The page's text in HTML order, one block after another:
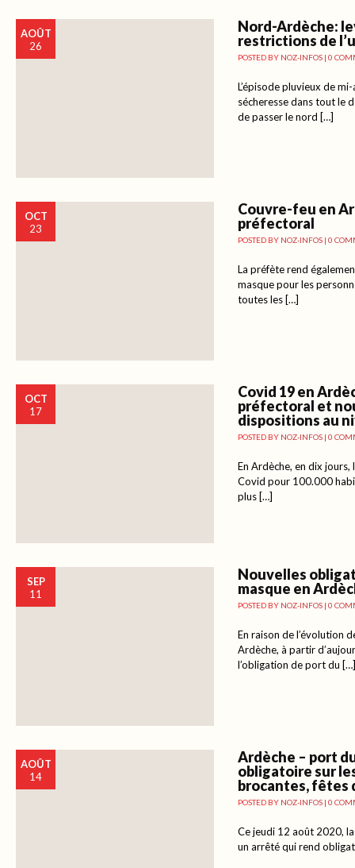
AOÛT
26
Nord-Ardèche:
restrictions de
POSTED BY NOZ-INFOS | 0
L’épisode pluvieux de
sécheresse dans tout le
de passer le nord […]
OCT
23
Couvre-feu en
préfectoral
POSTED BY NOZ-INFOS | 0
La préfète rend
masque pour les
toutes les […]
OCT
17
Covid 19 en
préfectoral et
dispositions au
POSTED BY NOZ-INFOS | 0
En Ardèche, en dix
Covid pour 100.000
plus […]
SEP
11
Nouvelles
masque en
POSTED BY NOZ-INFOS | 0
En raison de l’évolution
Ardèche, à partir
l’obligation de port du […]
AOÛT
14
Ardèche – port
obligatoire sur
brocantes, fêtes
POSTED BY NOZ-INFOS | 0
Ce jeudi 12 août 2020,
un arrêté qui rend